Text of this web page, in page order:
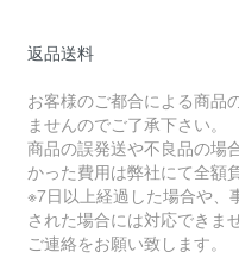
返品送料
お客様のご都合による商品
ませんのでご了承下さい。
商品の誤発送や不良品の場
かった費用は弊社にて全額
※7日以上経過した場合や、
された場合には対応できま
ご連絡をお願い致します。